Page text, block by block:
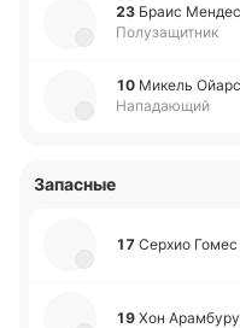
23 Браис Мендес
Полузащитник
10 Микель
Нападающий
Запасные
17 Серхио Гомес
19 Хон Ара­мбу­ру